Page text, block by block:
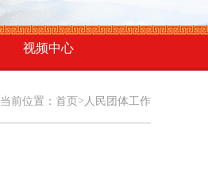
视频中心
当前位置： 首页 > 人民团体工作